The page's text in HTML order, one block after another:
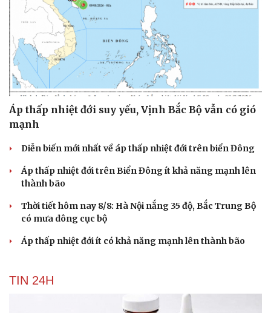
Áp thấp nhiệt đới suy yếu, Vịnh Bắc Bộ vẫn có gió
mạnh
Diễn biến mới nhất về áp thấp nhiệt đới trên biển Đông
Áp thấp nhiệt đới trên Biển Đông ít khả năng mạnh lên
thành bão
Thời tiết hôm nay 8/8: Hà Nội nắng 35 độ, Bắc Trung Bộ
có mưa dông cục bộ
Áp thấp nhiệt đới ít có khả năng mạnh lên thành bão
TIN 24H